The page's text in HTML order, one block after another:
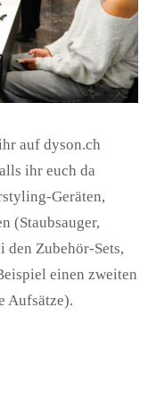
auf dyson.ch
ihr euch da
Geräten,
(Staubsauger,
den Zubehör-Sets,
einen zweiten
Aufsätze).